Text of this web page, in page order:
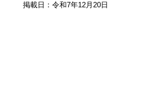
掲載日：令和7年12月20日